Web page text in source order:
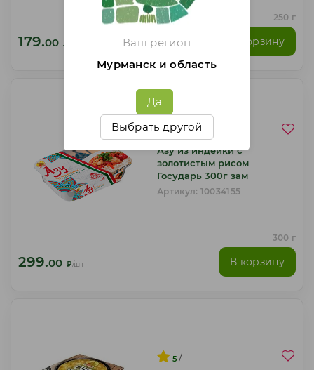
Ваш регион
Мурманск и область
Да
Выбрать другой
250 г
179.00 ₽ В корзину
Азу из индейки с
золотистым рисом
Государь 300г зам
Артикул: 10034155
300 г
299.00 ₽/шт В корзину
5 /